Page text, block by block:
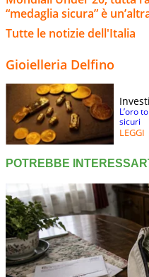
“medaglia sicura” è
Tutte le notizie dell'Italia
Gioielleria Delfino
L’oro
sicuri
LEGGI